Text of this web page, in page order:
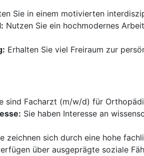
Sie in einem motivierten
Nutzen Sie ein hochmodernes
Erhalten Sie viel Freiraum zur
sind Facharzt (m/w/d) für
Sie haben Interesse an
zeichnen sich durch eine hohe
über ausgeprägte soziale